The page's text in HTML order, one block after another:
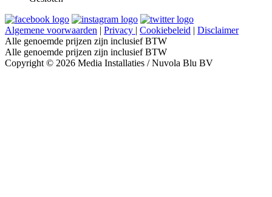
Algemene voorwaarden | Privacy | Cookiebeleid | Disclaimer
Alle genoemde prijzen zijn inclusief BTW
Alle genoemde prijzen zijn inclusief BTW
Copyright © 2026 Media Installaties / Nuvola Blu BV